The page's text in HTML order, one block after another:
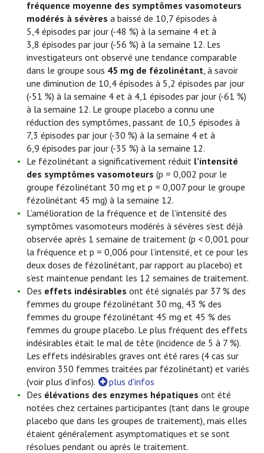
fréquence moyenne des symptômes vasomoteurs
modérés à sévères a baissé de 10,7 épisodes à
5,4 épisodes par jour (-48 %) à la semaine 4 et à
3,8 épisodes par jour (-56 %) à la semaine 12. Les
investigateurs ont observé une tendance comparable
dans le groupe sous 45 mg de fézolinétant, à savoir
une diminution de 10,4 épisodes à 5,2 épisodes par jour
(-51 %) à la semaine 4 et à 4,1 épisodes par jour (-61 %)
à la semaine 12. Le groupe placebo a connu une
réduction des symptômes, passant de 10,5 épisodes à
7,3 épisodes par jour (-30 %) à la semaine 4 et à
6,9 épisodes par jour (-35 %) à la semaine 12.
Le fézolinétant a significativement réduit l’intensité
des symptômes vasomoteurs (p = 0,002 pour le
groupe fézolinétant 30 mg et p = 0,007 pour le groupe
fézolinétant 45 mg) à la semaine 12.
L’amélioration de la fréquence et de l’intensité des
symptômes vasomoteurs modérés à sévères s’est déjà
observée après 1 semaine de traitement (p < 0,001 pour
la fréquence et p = 0,006 pour l’intensité, et ce pour les
deux doses de fézolinétant, par rapport au placebo) et
s’est maintenue pendant les 12 semaines de traitement.
Des effets indésirables ont été signalés par 37 % des
femmes du groupe fézolinétant 30 mg, 43 % des
femmes du groupe fézolinétant 45 mg et 45 % des
femmes du groupe placebo. Le plus fréquent des effets
indésirables était le mal de tête (incidence de 5 à 7 %).
Les effets indésirables graves ont été rares (4 cas sur
environ 350 femmes traitées par fézolinétant) et variés
(voir plus d’infos).
plus d'infos
Des élévations des enzymes hépatiques ont été
notées chez certaines participantes (tant dans le groupe
placebo que dans les groupes de traitement), mais elles
étaient généralement asymptomatiques et se sont
résolues pendant ou après le traitement.